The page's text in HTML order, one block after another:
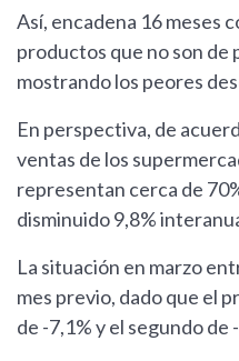
Así, encadena 16 meses
productos que no son de
mostrando los peores
En perspectiva, de
ventas de los
representan cerca de
disminuido 9,8%
La situación en marzo
mes previo, dado que el
de -7,1% y el segundo de